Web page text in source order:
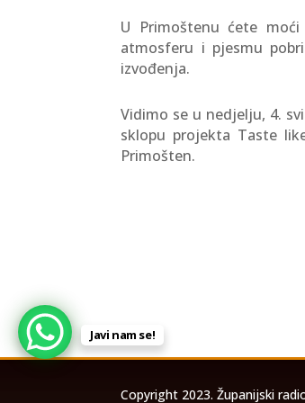
U Primoštenu ćete
atmosferu i pjesmu
izvođenja.
Vidimo se u nedjelju, 4.
sklopu projekta Taste
Primošten.
Copyright 2023. Županijski
Javi nam se!